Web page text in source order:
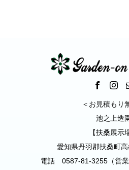
＜お見積もり
池之上造
【扶桑展示
愛知県丹羽郡扶桑町
電話 0587-81-3255（営業